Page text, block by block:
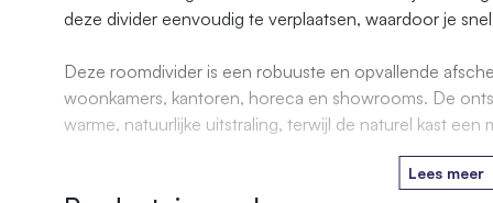
deze divider eenvoudig te verplaatsen, waardoor je
Deze roomdivider is een robuuste en opvallende
woonkamers, kantoren, horeca en showrooms. De
warme, natuurlijke uitstraling, terwijl de naturel kast
Lees meer